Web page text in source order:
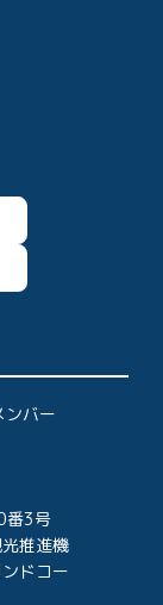
ンバー
番3号
推進機
ドコー